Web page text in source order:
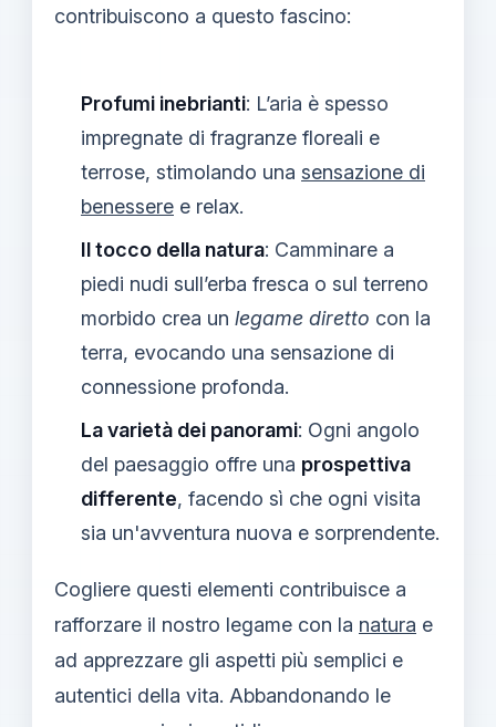
contribuiscono a questo fascino:
Profumi inebrianti: L’aria è spesso
impregnate di fragranze floreali e
terrose, stimolando una sensazione di
benessere e relax.
Il tocco della natura: Camminare a
piedi nudi sull’erba fresca o sul terreno
morbido crea un legame diretto con la
terra, evocando una sensazione di
connessione profonda.
La varietà dei panorami: Ogni angolo
del paesaggio offre una prospettiva
differente, facendo sì che ogni visita
sia un'avventura nuova e sorprendente.
Cogliere questi elementi contribuisce a
rafforzare il nostro legame con la natura e
ad apprezzare gli aspetti più semplici e
autentici della vita. Abbandonando le